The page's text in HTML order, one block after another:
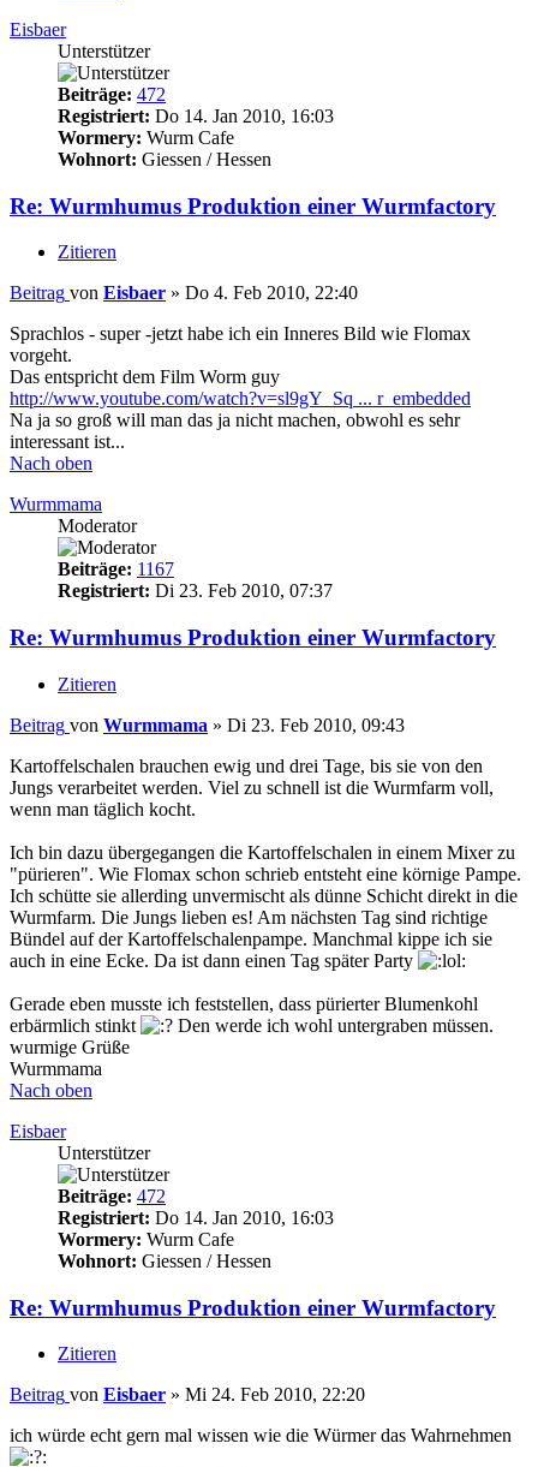
Eisbaer
Unterstützer
Beiträge: 472
Registriert: Do 14. Jan 2010, 16:03
Wormery: Wurm Cafe
Wohnort: Giessen / Hessen
Re: Wurmhumus Produktion einer Wurmfactory
Zitieren
Beitrag von Eisbaer » Do 4. Feb 2010, 22:40
Sprachlos - super -jetzt habe ich ein Inneres Bild wie Flomax
vorgeht.
Das entspricht dem Film Worm guy
http://www.youtube.com/watch?v=sl9gY_Sq ... r_embedded
Na ja so groß will man das ja nicht machen, obwohl es sehr
interessant ist...
Nach oben
Wurmmama
Moderator
Beiträge: 1167
Registriert: Di 23. Feb 2010, 07:37
Re: Wurmhumus Produktion einer Wurmfactory
Zitieren
Beitrag von Wurmmama » Di 23. Feb 2010, 09:43
Kartoffelschalen brauchen ewig und drei Tage, bis sie von den
Jungs verarbeitet werden. Viel zu schnell ist die Wurmfarm voll,
wenn man täglich kocht.
Ich bin dazu übergegangen die Kartoffelschalen in einem Mixer zu
"pürieren". Wie Flomax schon schrieb entsteht eine körnige Pampe.
Ich schütte sie allerding unvermischt als dünne Schicht direkt in die
Wurmfarm. Die Jungs lieben es! Am nächsten Tag sind richtige
Bündel auf der Kartoffelschalenpampe. Manchmal kippe ich sie
auch in eine Ecke. Da ist dann einen Tag später Party
Gerade eben musste ich feststellen, dass pürierter Blumenkohl
erbärmlich stinkt
Den werde ich wohl untergraben müssen.
wurmige Grüße
Wurmmama
Nach oben
Eisbaer
Unterstützer
Beiträge: 472
Registriert: Do 14. Jan 2010, 16:03
Wormery: Wurm Cafe
Wohnort: Giessen / Hessen
Re: Wurmhumus Produktion einer Wurmfactory
Zitieren
Beitrag von Eisbaer » Mi 24. Feb 2010, 22:20
ich würde echt gern mal wissen wie die Würmer das Wahrnehmen